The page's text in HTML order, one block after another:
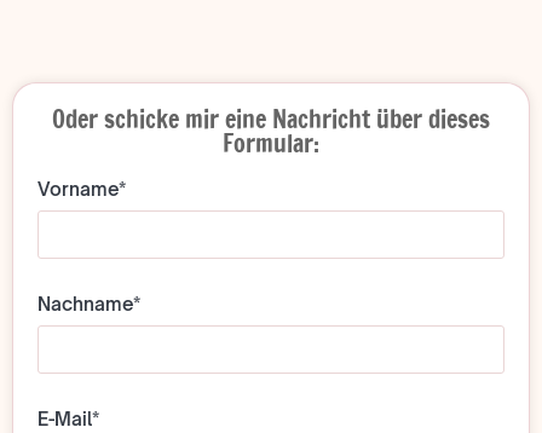
Oder schicke mir eine Nachricht über dieses
Formular:
Vorname*
Nachname*
E-Mail*